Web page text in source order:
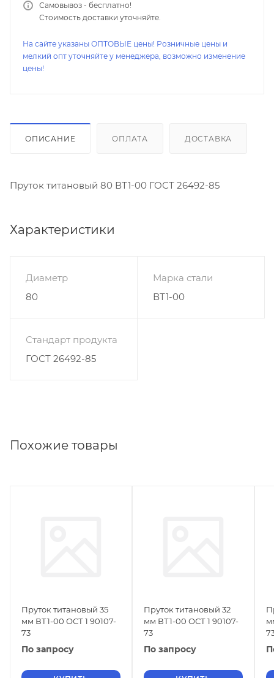
Самовывоз - бесплатно!
Стоимость доставки уточняйте.
На сайте указаны ОПТОВЫЕ цены! Розничные цены и
мелкий опт уточняйте у менеджера, возможно изменение
цены!
ОПИСАНИЕ ОПЛАТА ДОСТАВКА
Пруток титановый 80 ВТ1-00 ГОСТ 26492-85
Характеристики
Диаметр
80
Марка стали
ВТ1-00
Стандарт продукта
ГОСТ 26492-85
Похожие товары
Пруток титановый 35
мм ВТ1-00 ОСТ 1 90107-
73
По запросу
Пруток титановый 32
мм ВТ1-00 ОСТ 1 90107-
73
По запросу